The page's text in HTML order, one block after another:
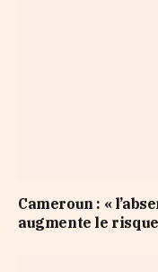
Cameroun : «
augmente le